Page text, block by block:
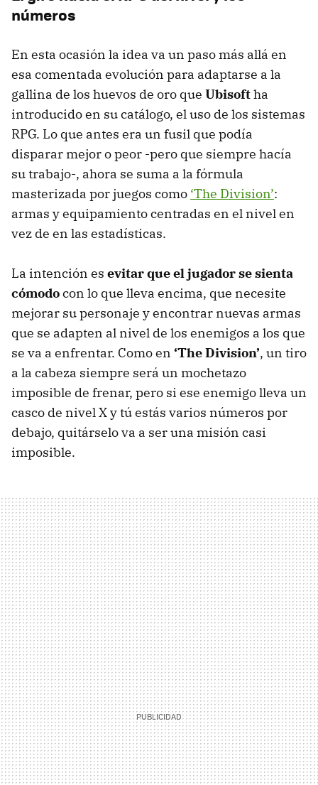
números
En esta ocasión la idea va un paso más allá en
esa comentada evolución para adaptarse a la
gallina de los huevos de oro que Ubisoftha
introducido en su catálogo, el uso de los sistemas
RPG. Lo que antes era un fusil que podía
disparar mejor o peor -pero que siempre hacía
su trabajo-, ahora se suma a la fórmula
masterizada por juegos como ‘The Division’:
armas y equipamiento centradas en el nivel en
vez de en las estadísticas.
La intención es evitar que el jugador se sienta
cómodocon lo que lleva encima, que necesite
mejorar su personaje y encontrar nuevas armas
que se adapten al nivel de los enemigos a los que
se va a enfrentar. Como en ‘The Division’, un tiro
a la cabeza siempre será un mochetazo
imposible de frenar, pero si ese enemigo lleva un
casco de nivel X y tú estás varios números por
debajo, quitárselo va a ser una misión casi
imposible.